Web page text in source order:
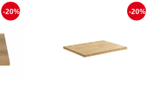
-20% -20%